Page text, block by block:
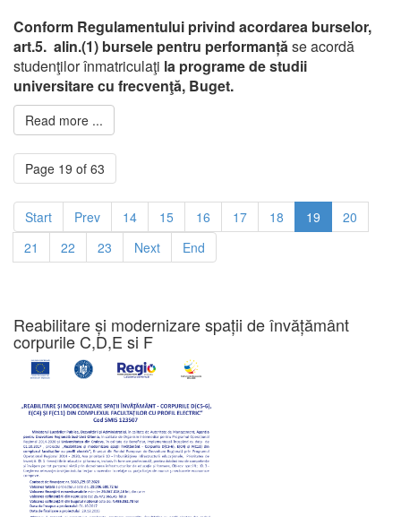
Conform Regulamentului privind acordarea burselor,
art.5. alin.(1) bursele pentru performanțăse acordă
studenţilor înmatriculaţi la programe de studii
universitare cu frecvenţă, Buget.
Read more ...
Page 19 of 63
Start Prev 14 15 16 17 18 19
20
21
22 23 Next End
Reabilitare și modernizare spații de învățământ
corpurile C,D,E si F